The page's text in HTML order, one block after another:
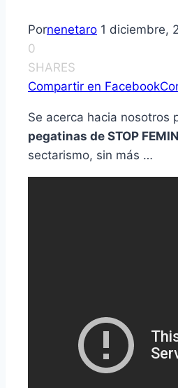
Pornenetaro 1 diciembre,
0
SHARES
Compartir en Facebook
Se acerca hacia nosotros
pegatinas de STOP
sectarismo, sin más …